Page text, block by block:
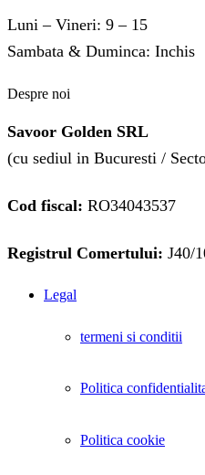
Luni – Vineri: 9 – 15
Sambata & Duminca: Inchis
Despre noi
Savoor Golden SRL
(cu sediul in Bucuresti /
Cod fiscal: RO34043537
Registrul Comertului: J40/
Legal
termeni si conditii
Politica
Politica cookie